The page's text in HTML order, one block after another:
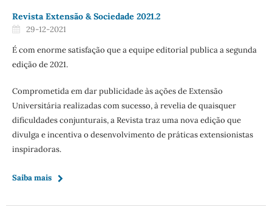
Revista Extensão & Sociedade 2021.2
29-12-2021
É com enorme satisfação que a equipe editorial publica a segunda
edição de 2021.
Comprometida em dar publicidade às ações de Extensão
Universitária realizadas com sucesso, à revelia de quaisquer
dificuldades conjunturais, a Revista traz uma nova edição que
divulga e incentiva o desenvolvimento de práticas extensionistas
inspiradoras.
Saiba mais